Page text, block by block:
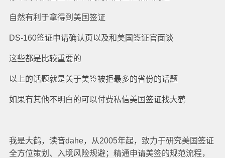
自然有利于拿得到美国签证
DS-160签证申请确认页以及和美国签证官面谈
这些都是比较重要的
以上的话题就是关于美签被拒最多的省份的话题
如果有其他不明白的可以付费私信美国签证找大鹤
我是大鹤，读音dahe，从2005年起，致力于研究美国签证
全方位策划、入境风险规避；精通申请美签的规范流程，